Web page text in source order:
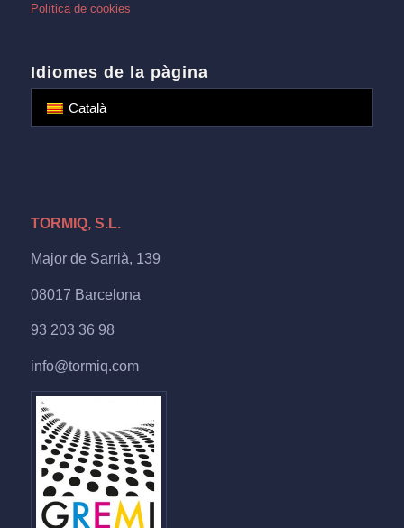
Política de cookies
Idiomes de la pàgina
Català
TORMIQ, S.L.
Major de Sarrià, 139
08017 Barcelona
93 203 36 98
info@tormiq.com